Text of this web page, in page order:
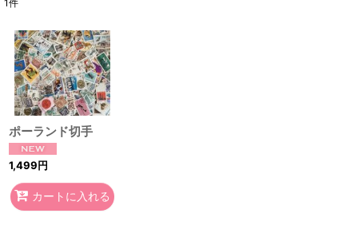
在庫あり
並び順:
1件
ポーランド切手
1,499円
カートに入れる